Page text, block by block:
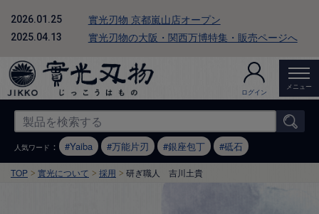
2026.01.25 實光刃物 京都嵐山店オープン
2025.04.13 實光刃物の大阪・関西万博特集・販売ページへ
ログイン
メニュー
人気ワード ： Yaiba 万能片刃 銀座包丁 砥石
TOP 實光について 採用 研ぎ職人 吉川土貴